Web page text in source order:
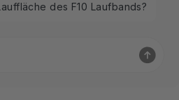
des F10 Laufbands?